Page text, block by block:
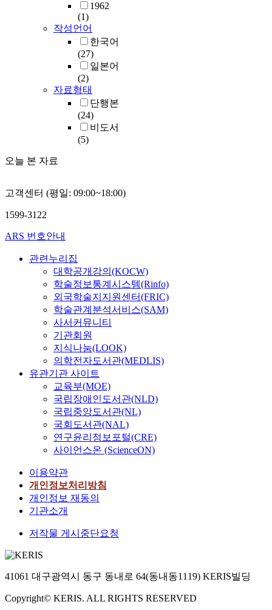
1962
(1)
작성언어
한국어
(27)
일본어
(2)
자료형태
단행본
(24)
비도서
(5)
오늘 본 자료
고객센터 (평일: 09:00~18:00)
1599-3122
ARS 번호안내
관련누리집
대학공개강의(KOCW)
학술정보통계시스템(Rinfo)
외국학술지지원센터(FRIC)
학술관계분석서비스(SAM)
사서커뮤니티
기관회원
지식나눔(LOOK)
의학전자도서관(MEDLIS)
유관기관 사이트
교육부(MOE)
국립장애인도서관(NLD)
국립중앙도서관(NL)
국회도서관(NAL)
연구윤리정보포털(CRE)
사이언스온 (ScienceON)
이용약관
개인정보처리방침
개인정보 재동의
기관소개
저작물 게시중단요청
41061 대구광역시 동구 동내로 64(동내동1119) KERIS빌딩
Copyright© KERIS. ALL RIGHTS RESERVED